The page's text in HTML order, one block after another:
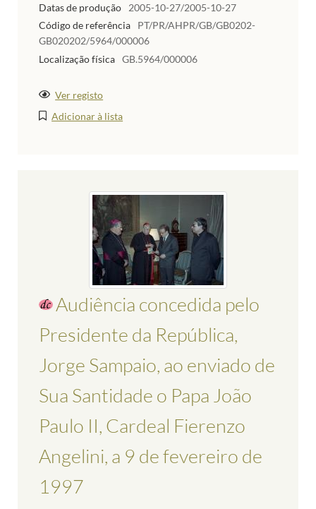
Datas de produção
2005-10-27/2005-10-27
Código de referência
PT/PR/AHPR/GB/GB0202-
GB020202/5964/000006
Localização física GB.5964/000006
Ver registo
Adicionar à lista
Audiência concedida pelo
Presidente da República,
Jorge Sampaio, ao enviado de
Sua Santidade o Papa João
Paulo II, Cardeal Fierenzo
Angelini, a 9 de fevereiro de
1997